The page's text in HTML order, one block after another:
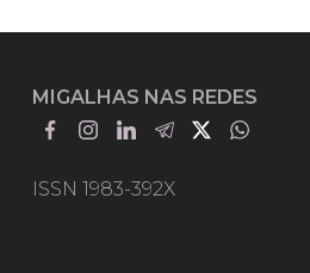
MIGALHAS NAS REDES
ISSN 1983-392X